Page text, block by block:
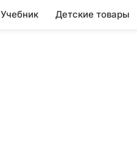
Учебник Детские товары